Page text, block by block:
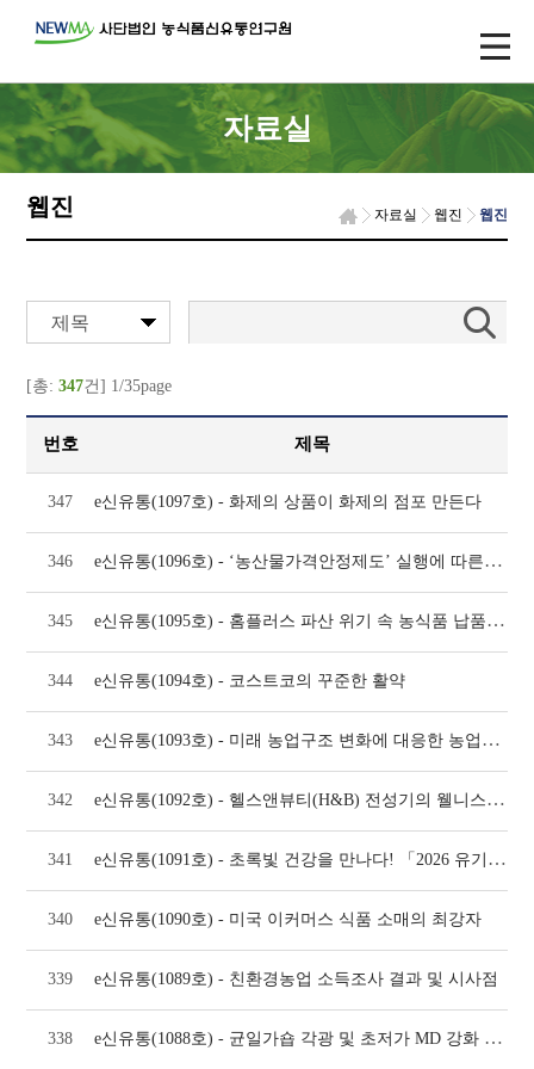
자료실
웹진 자료실 웹진 웹진
제목
[총:347건] 1/35page
번호 제목
347 e신유통(1097호) - 화제의 상품이 화제의 점포 만든다
346 e신유통(1096호) - ‘농산물가격안정제도’ 실행에 따른 이슈 검토
345 e신유통(1095호) - 홈플러스 파산 위기 속 농식품 납품업체 보호제도 개선 방안
344 e신유통(1094호) - 코스트코의 꾸준한 활약
343 e신유통(1093호) - 미래 농업구조 변화에 대응한 농업부문 AX전환 대응 방안
342 e신유통(1092호) - 헬스앤뷰티(H&B) 전성기의 웰니스 유통 트렌드
341 e신유통(1091호) - 초록빛 건강을 만나다! 「2026 유기농데이」 현장 속으로
340 e신유통(1090호) - 미국 이커머스 식품 소매의 최강자
339 e신유통(1089호) - 친환경농업 소득조사 결과 및 시사점
338 e신유통(1088호) - 균일가숍 각광 및 초저가 MD 강화 트렌드